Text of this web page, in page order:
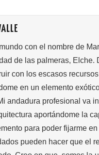
con el nombre de
de las palmeras, Elche.
con los escasos
en un elemento
andadura profesional va
aportándome la
para poder fijarme
pueden hacer que el